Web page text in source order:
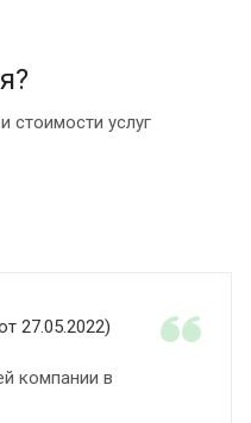
стоимости услуг
27.05.2022)
компании в